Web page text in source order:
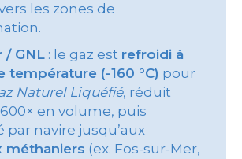
les zones de
/ GNL : le gaz est refroidi à
température (-160 °C) pour
Naturel Liquéfié, réduit
en volume, puis
par navire jusqu’aux
méthaniers (ex. Fos-sur-Mer,